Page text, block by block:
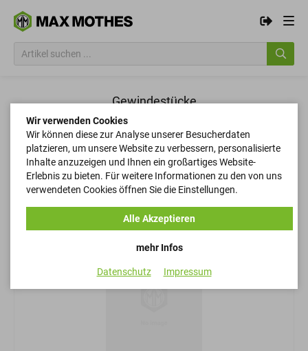
Gewindestücke
Filtern
Filtern
Wir verwenden Cookies
Wir können diese zur Analyse unserer Besucherdaten
platzieren, um unsere Website zu verbessern, personalisierte
Inhalte anzuzeigen und Ihnen ein großartiges Website-
Erlebnis zu bieten. Für weitere Informationen zu den von uns
verwendeten Cookies öffnen Sie die Einstellungen.
mehr Infos
Alle Akzeptieren
Datenschutz Impressum